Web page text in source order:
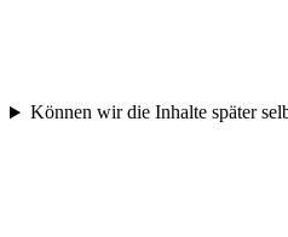
Können wir die Inhalte später